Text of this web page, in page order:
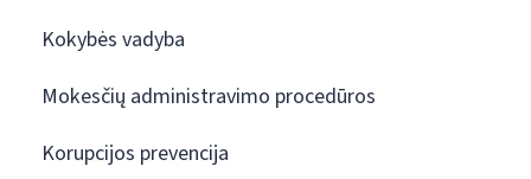
Kokybės vadyba
Mokesčių administravimo procedūros
Korupcijos prevencija